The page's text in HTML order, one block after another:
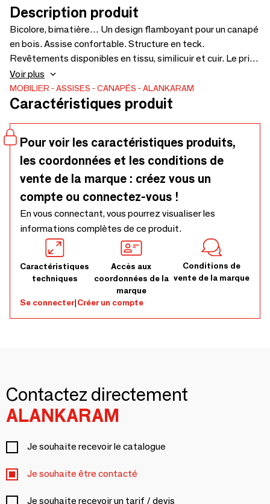
Description produit
Bicolore, bimatière… Un design flamboyant pour un canapé
en bois. Assise confortable. Structure en teck.
Revêtements disponibles en tissu, similicuir et cuir. Le prix
des coussins n'est pas inclus dans le prix du canapé. Le
tissu sera en supplément selon le choix – 1200 x 925 x 875
cm.
Voir plus
MOBILIER ASSISES CANAPÉS ALANKARAM
Caractéristiques produit
Pour voir les caractéristiques produits,
les coordonnées et les conditions de
vente de la marque : créez vous un
compte ou connectez-vous !
En vous connectant, vous pourrez visualiser les
informations complètes de ce produit.
Caractéristiques
techniques
Accès aux
coordonnées de la
marque
Conditions de
vente de la marque
Se connecter|Créer un compte
Contactez directement
ALANKARAM
Je souhaite recevoir le catalogue
Je souhaite être contacté
Je souhaite recevoir un tarif / devis